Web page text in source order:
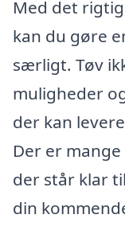
Med det
kan du gøre
særligt. Tøv
muligheder
der kan
Der er
der står klar
din